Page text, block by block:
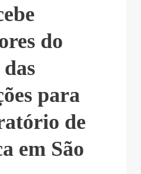
do
para
de
em São